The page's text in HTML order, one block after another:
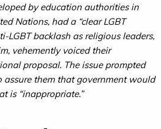
by education authorities in
Nations, had a “clear LGBT
LGBT backlash as religious leaders,
vehemently voiced their
proposal. The issue prompted
them that government would
is “inappropriate.”